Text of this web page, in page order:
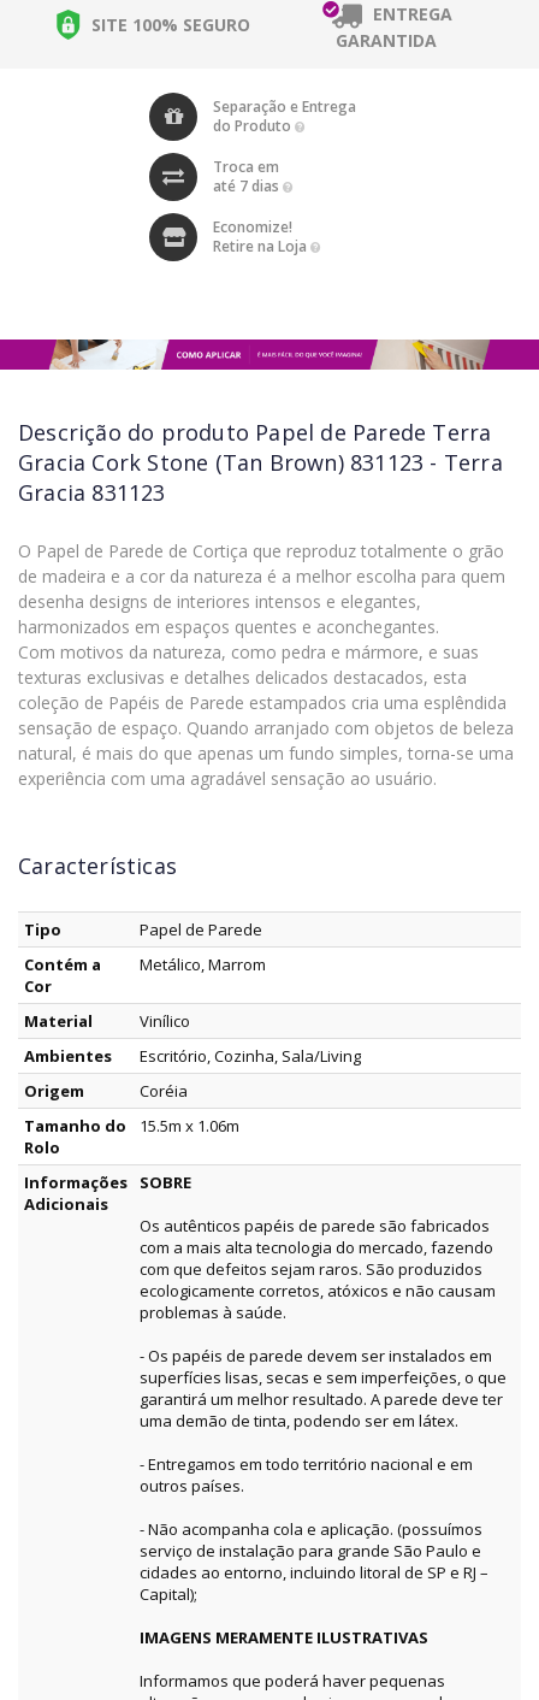
SITE 100% SEGURO
ENTREGA
GARANTIDA
Separação e Entrega
do Produto
Troca em
até 7 dias
Economize!
Retire na Loja
Descrição do produto Papel de Parede Terra
Gracia Cork Stone (Tan Brown) 831123 - Terra
Gracia 831123
O Papel de Parede de Cortiça que reproduz totalmente o grão
de madeira e a cor da natureza é a melhor escolha para quem
desenha designs de interiores intensos e elegantes,
harmonizados em espaços quentes e aconchegantes.
Com motivos da natureza, como pedra e mármore, e suas
texturas exclusivas e detalhes delicados destacados, esta
coleção de Papéis de Parede estampados cria uma esplêndida
sensação de espaço. Quando arranjado com objetos de beleza
natural, é mais do que apenas um fundo simples, torna-se uma
experiência com uma agradável sensação ao usuário.
Características
Tipo
Papel de Parede
Contém a
Cor
Metálico, Marrom
Material
Vinílico
Ambientes
Escritório, Cozinha, Sala/Living
Origem
Coréia
Tamanho do
Rolo
15.5m x 1.06m
Informações
Adicionais
SOBRE
Os autênticos papéis de parede são fabricados
com a mais alta tecnologia do mercado, fazendo
com que defeitos sejam raros. São produzidos
ecologicamente corretos, atóxicos e não causam
problemas à saúde.
- Os papéis de parede devem ser instalados em
superfícies lisas, secas e sem imperfeições, o que
garantirá um melhor resultado. A parede deve ter
uma demão de tinta, podendo ser em látex.
- Entregamos em todo território nacional e em
outros países.
- Não acompanha cola e aplicação. (possuímos
serviço de instalação para grande São Paulo e
cidades ao entorno, incluindo litoral de SP e RJ –
Capital);
IMAGENS MERAMENTE ILUSTRATIVAS
Informamos que poderá haver pequenas